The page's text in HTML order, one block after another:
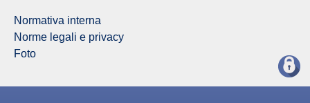
Normativa interna
Norme legali e privacy
Foto